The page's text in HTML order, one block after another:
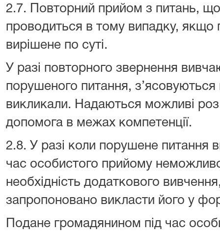
2.7. Повторний прийом з питань,
проводиться в тому випадку, якщо
вирішене по суті.
У разі повторного звернення
порушеного питання,
викликали. Надаються можливі
допомога в межах компетенції.
2.8. У разі коли порушене питання
час особистого прийому
необхідність додаткового
запропоновано викласти його у
Подане громадянином під час